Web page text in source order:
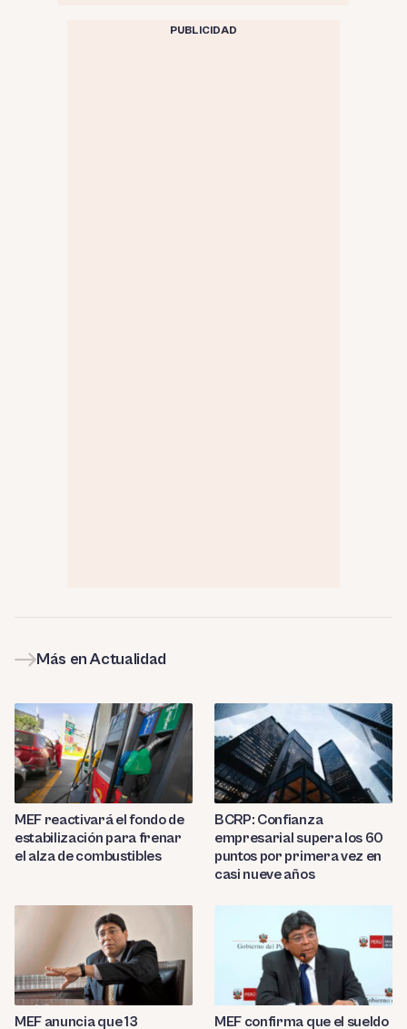
PUBLICIDAD
Más en Actualidad
MEF reactivará el fondo de
estabilización para frenar
el alza de combustibles
BCRP: Confianza
empresarial supera los 60
puntos por primera vez en
casi nueve años
MEF anuncia que 13
MEF confirma que el sueldo